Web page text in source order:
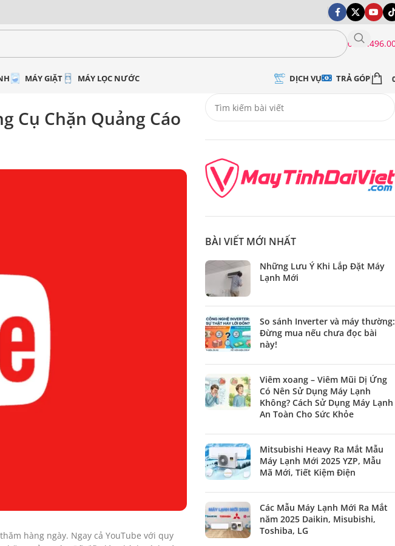
MÁY GIẶT MÁY LỌC NƯỚC DỊCH VỤ TRẢ GÓP
Cụ Chặn Quảng Cáo
hàng ngày. Ngay cả YouTube với quy
BÀI VIẾT MỚI NHẤT
Những Lưu Ý Khi Lắp Đặt Máy
Lạnh Mới
So sánh Inverter và máy thường:
Đừng mua nếu chưa đọc bài
này!
Viêm xoang – Viêm Mũi Dị Ứng
Có Nên Sử Dụng Máy Lạnh
Không? Cách Sử Dụng Máy Lạnh
An Toàn Cho Sức Khỏe
Mitsubishi Heavy Ra Mắt Mẫu
Máy Lạnh Mới 2025 YZP, Mẫu
Mã Mới, Tiết Kiệm Điện
Các Mẫu Máy Lạnh Mới Ra Mắt
năm 2025 Daikin, Misubishi,
Toshiba, LG